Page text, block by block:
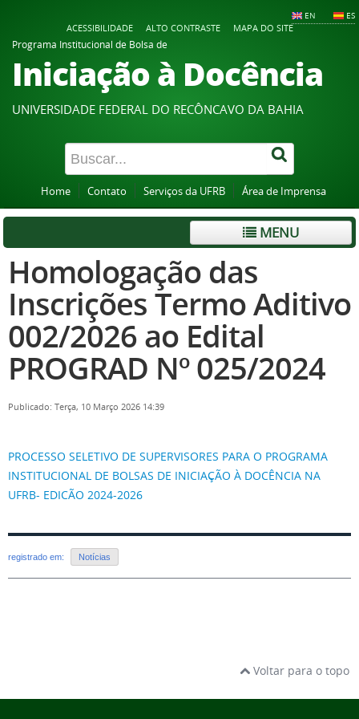
EN ES
ACESSIBILIDADE ALTO CONTRASTE
MAPA DO SITE
Programa Institucional de Bolsa de
Iniciação à Docência
UNIVERSIDADE FEDERAL DO RECÔNCAVO DA BAHIA
Home Contato Serviços da UFRB Área de Imprensa
MENU
Homologação das
Inscrições Termo Aditivo
002/2026 ao Edital
PROGRAD Nº 025/2024
Publicado: Terça, 10 Março 2026 14:39
PROCESSO SELETIVO DE SUPERVISORES PARA O PROGRAMA
INSTITUCIONAL DE BOLSAS DE INICIAÇÃO À DOCÊNCIA NA
UFRB- EDICÃO 2024-2026
registrado em: Notícias
Voltar para o topo